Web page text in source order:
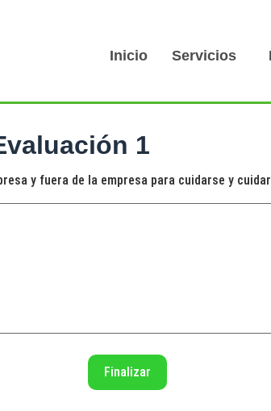
Inicio Servicios
1
y fuera de la empresa para cuidarse y